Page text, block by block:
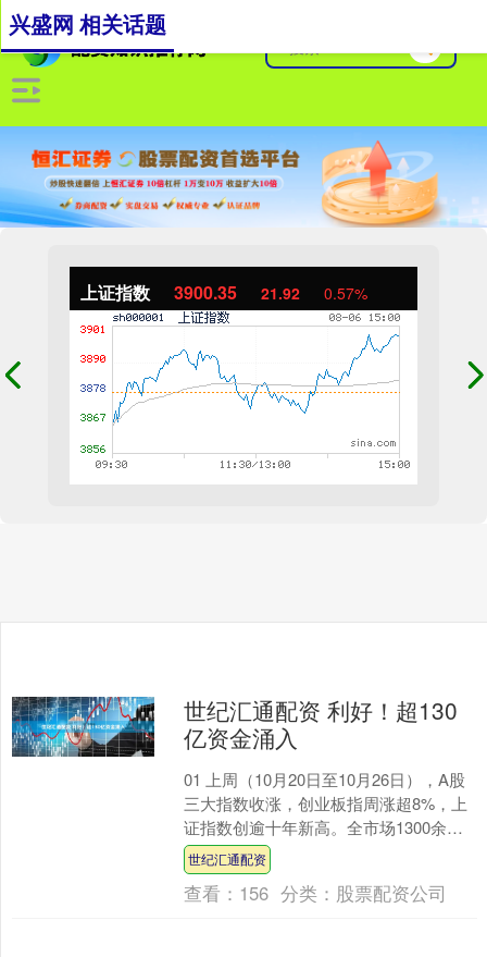
上证指数 3900.35 21.92 0.57%
兴盛网 相关话题
世纪汇通配资 利好！超130
亿资金涌入
01 上周（10月20日至10月26日），A股
三大指数收涨，创业板指周涨超8%，上
证指数创逾十年新高。全市场1300余只
ETF中，近1200只收涨。 02 创业....
世纪汇通配资
查看： 156 分类： 股票配资公司